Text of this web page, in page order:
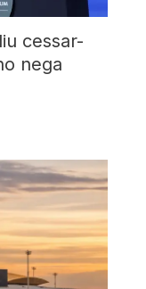
cessar-
nega